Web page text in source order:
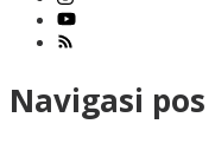
Navigasi pos